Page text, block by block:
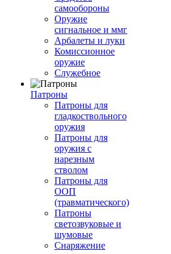
самообороны
Оружие
сигнальное и ммг
Арбалеты и луки
Комиссионное
оружие
Служебное
Патроны
Патроны для
гладкоствольного
оружия
Патроны для
оружия с
нарезным
стволом
Патроны для
ООП
(травматического)
Патроны
светозвуковые и
шумовые
Снаряжение